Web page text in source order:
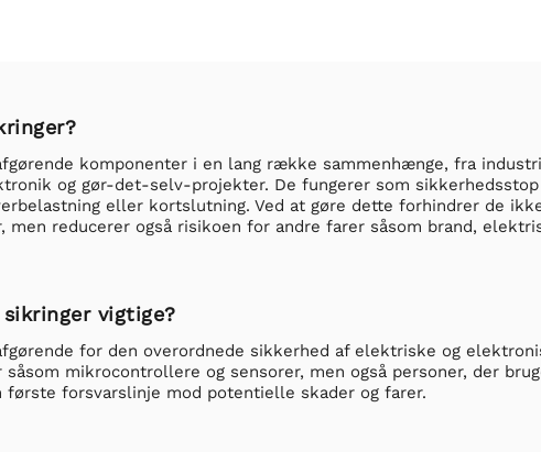
komponenter i en lang række sammenhænge, fra
og gør-det-selv-projekter. De fungerer som
eller kortslutning. Ved at gøre dette forhindrer de
men reducerer også risikoen for andre farer såsom brand,
vigtige?
for den overordnede sikkerhed af elektriske og
såsom mikrocontrollere og sensorer, men også personer, der
første forsvarslinje mod potentielle skader og farer.